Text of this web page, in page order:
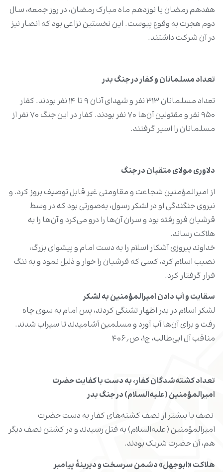
هفدهم رمضان یا نوزدهم ماه مبارک رمضان، در روز جمعه، سال
دوم هجرت به وقوع پیوست. این نخستین نزاعی بود که انصار نیز
در آن شرکت داشتند.
تعداد مسلمانان و کفار در جنگ بدر
تعداد مسلمانان ۳۱۳ نفر و شهدای آنان ۹ تا ۱۴ نفر بودند. کفار
۹۵۰ نفر و مقتولین آن‌ها ۷۰ نفر بودند. کفار در این جنگ ۷۰ نفر از
مسلمانان را اسیر گرفتند.
دلاوری‏ مولای متقیان در جنگ
از امیرالمؤمنین شجاعت و مقاومتی غیر قابل توصیف بروز کرد. و
نیروی جنگندگی او در لشکر رسول، به‌صورتی بود که در وسط
قرشیان فرو رفته بود و سران آن‌‏ها را درو می‏‌کرد و آن‌ها را به
هلاکت رساند.
خداوند پیروزی آشکار اسلام را به دست امام و پیشوای بزرگ،
نصیب اسلام کرد، کسی که قرشیان را خوار و ذلیل نمود و به ننگ
فرار گرفتار کرد.
سقایت و آب دادن امیرالمؤمنین به لشکر
لشکر اسلام در بدر اظهار تشنگی کردند، پس امام به سوی چاه
رفت و برای آن‌‏ها آب آورد و مسلمین آشامیدند تا سیراب شدند.
مناقب آل ابی‌طالب، ج۱، ص۴۰۶٫
تعداد کشته‌شدگان کفار، به دست با کفایت حضرت
امیرالمؤمنین (علیه‌السلام) در جنگ بدر
نصف یا بیشتر از نصف کشته‌های کفار به دست حضرت
امیرالمؤمنین (علیه‌السلام) به قتل رسیدند و در کشتن نصف دیگر
هم، آن حضرت شریک بودند.
هلاکت «ابوجهل» دشمن سرسخت و دیرینۀ پیامبر